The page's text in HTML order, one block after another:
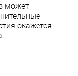
может
окажется